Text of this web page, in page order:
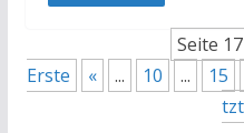
Seite
Erste
« ... 10 ... 15